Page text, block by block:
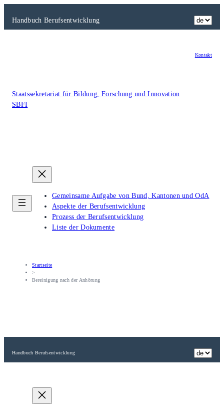
Inhalt
springen
Handbuch Berufsentwicklung
Staatssekretariat für Bildung, Forschung und Innovation
SBFI
Kontakt
Gemeinsame Aufgabe von Bund, Kantonen und OdA
Aspekte der Berufsentwicklung
Prozess der Berufsentwicklung
Liste der Dokumente
Startseite
>
Bereinigung nach der Anhörung
Handbuch Berufsentwicklung